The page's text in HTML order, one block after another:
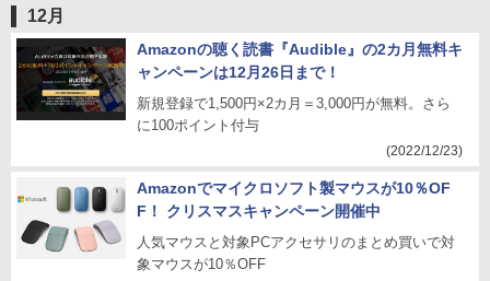
12月
Amazonの聴く読書『Audible』の2カ月無料キ
ャンペーンは12月26日まで！
新規登録で1,500円×2カ月＝3,000円が無料。さら
に100ポイント付与
(2022/12/23)
Amazonでマイクロソフト製マウスが10％OF
F！ クリスマスキャンペーン開催中
人気マウスと対象PCアクセサリのまとめ買いで対
象マウスが10％OFF